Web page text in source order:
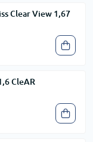
Clear View 1,67
CleAR